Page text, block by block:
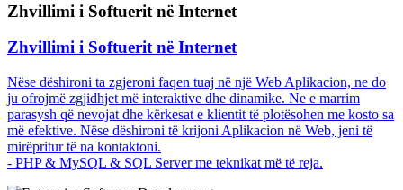
Zhvillimi i Softuerit në Internet
Zhvillimi i Softuerit në Internet
Nëse dëshironi ta zgjeroni faqen tuaj në një Web Aplikacion, ne do
ju ofrojmë zgjidhjet më interaktive dhe dinamike. Ne e marrim
parasysh që nevojat dhe kërkesat e klientit të plotësohen me kosto sa
më efektive. Nëse dëshironi të krijoni Aplikacion në Web, jeni të
mirëpritur të na kontaktoni.
- PHP & MySQL & SQL Server me teknikat më të reja.